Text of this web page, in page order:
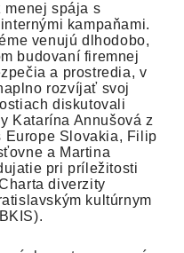
menej spája s
kampaňami.
venujú dlhodobo,
budovaní firemnej
a prostredia, v
rozvíjať svoj
diskutovali
Katarína Annušová z
Europe Slovakia, Filip
a Martina
pri príležitosti
diverzity
kultúrnym